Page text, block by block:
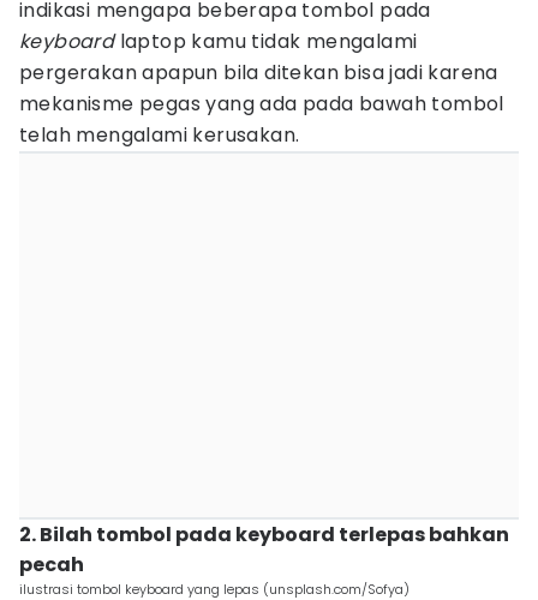
indikasi mengapa beberapa tombol pada
keyboardlaptop kamu tidak mengalami
pergerakan apapun bila ditekan bisa jadi karena
mekanisme pegas yang ada pada bawah tombol
telah mengalami kerusakan.
2. Bilah tombol pada keyboard terlepas bahkan
pecah
ilustrasi tombol keyboard yang lepas (unsplash.com/Sofya)